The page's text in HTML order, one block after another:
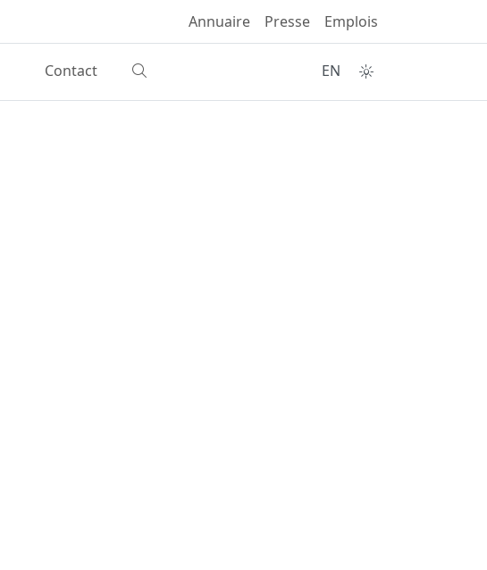
Annuaire Presse Emplois
Contact EN